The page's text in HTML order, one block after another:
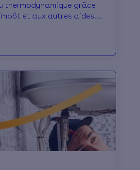
thermodynamique grâce
et aux autres aides.